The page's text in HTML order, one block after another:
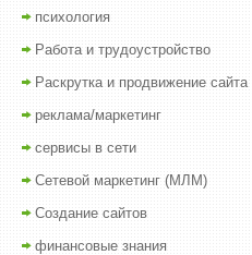
психология
Работа и трудоустройство
Раскрутка и продвижение сайта
реклама/маркетинг
сервисы в сети
Сетевой маркетинг (МЛМ)
Создание сайтов
финансовые знания